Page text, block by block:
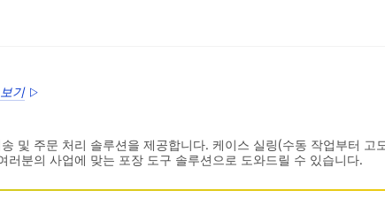
기
및 주문 처리 솔루션을 제공합니다. 케이스 실링(수동 작업부터 고
분의 사업에 맞는 포장 도구 솔루션으로 도와드릴 수 있습니다.